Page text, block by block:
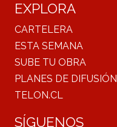
EXPLORA
CARTELERA
ESTA SEMANA
SUBE TU OBRA
PLANES DE DIFUSIÓN
TELON.CL
SÍGUENOS